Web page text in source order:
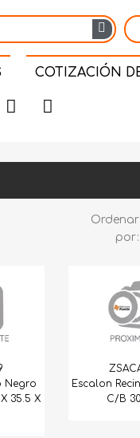
COTIZACIÓN
Ordenar
por:
Negro
35.5 X
Escalon
C/B